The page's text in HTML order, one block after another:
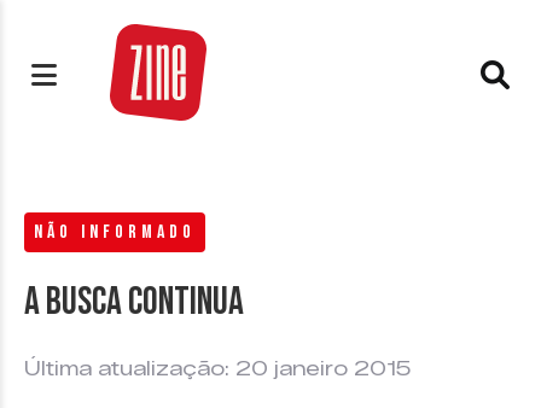
NÃO INFORMADO
A busca continua
Última atualização: 20 janeiro 2015